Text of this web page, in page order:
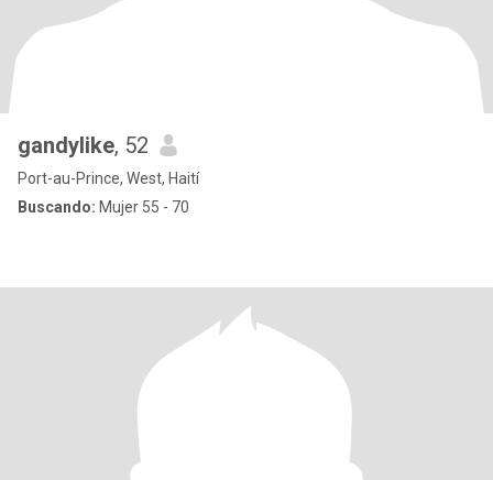
gandylike, 52
Port-au-Prince, West, Haití
Buscando: Mujer 55 - 70